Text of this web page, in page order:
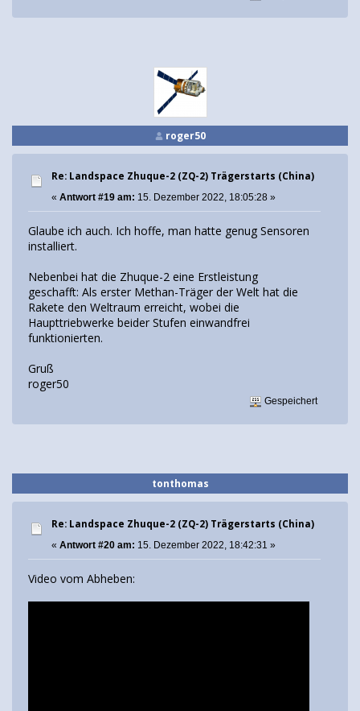
roger50
Re: Landspace Zhuque-2 (ZQ-2) Trägerstarts (China)
« Antwort #19 am: 15. Dezember 2022, 18:05:28 »
Glaube ich auch. Ich hoffe, man hatte genug Sensoren
installiert.
Nebenbei hat die Zhuque-2 eine Erstleistung
geschafft: Als erster Methan-Träger der Welt hat die
Rakete den Weltraum erreicht, wobei die
Haupttriebwerke beider Stufen einwandfrei
funktionierten.
Gruß
roger50
Gespeichert
tonthomas
Re: Landspace Zhuque-2 (ZQ-2) Trägerstarts (China)
« Antwort #20 am: 15. Dezember 2022, 18:42:31 »
Video vom Abheben: